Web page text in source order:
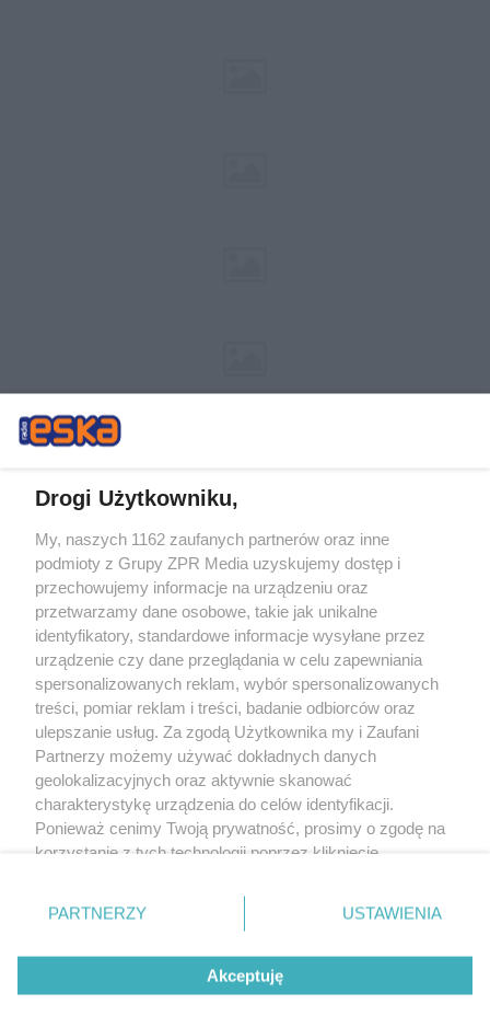
Żaden utwór zamieszczony w serwisie nie może być powielany i
rozpowszechniany lub dalej rozpowszechniany w jakikolwiek sposób (w
tym także elektroniczny lub mechaniczny) na jakimkolwiek polu
eksploatacji w jakiejkolwiek formie, włącznie z umieszczaniem w Internecie
bez pisemnej zgody właściciela praw. Jakiekolwiek użycie lub
wykorzystanie utworów w całości lub w części z naruszeniem prawa, tzn.
bez właściwej zgody, jest zabronione pod groźbą kary i może być ścigane
prawnie.
O nas
Drogi Użytkowniku,
My, naszych 1162 zaufanych partnerów oraz inne
podmioty z Grupy ZPR Media uzyskujemy dostęp i
przechowujemy informacje na urządzeniu oraz
przetwarzamy dane osobowe, takie jak unikalne
identyfikatory, standardowe informacje wysyłane przez
urządzenie czy dane przeglądania w celu zapewniania
spersonalizowanych reklam, wybór spersonalizowanych
treści, pomiar reklam i treści, badanie odbiorców oraz
ulepszanie usług. Za zgodą Użytkownika my i Zaufani
Partnerzy możemy używać dokładnych danych
geolokalizacyjnych oraz aktywnie skanować
charakterystykę urządzenia do celów identyfikacji.
Ponieważ cenimy Twoją prywatność, prosimy o zgodę na
korzystanie z tych technologii poprzez kliknięcie
zmienić/wycofać klikając przycisk ustawień prywatności
znajdujący się w lewym dolnym rogu strony
rodzaje przetwarzania danych nie wymagają zgody
użytkownika, ale masz prawo sprzeciwić się takiemu
przetwarzaniu. Preferencje będą miały zastosowanie tylko
PARTNERZY USTAWIENIA
Akceptuję